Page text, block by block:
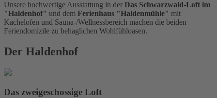
Unsere hochwertige Ausstattung in der Das Schwarzwald-Loft im
"Haldenhof" und dem Ferienhaus "Haldenmühle" mit
Kachelofen und Sauna-/Wellnessbereich machen die beiden
Feriendomizile zu behaglichen Wohlfühloasen.
Der Haldenhof
Das zweigeschossige Loft